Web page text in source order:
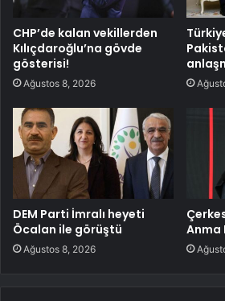
CHP’de kalan vekillerden
Kılıçdaroğlu’na gövde
gösterisi!
Ağustos 8, 2026
DEM Parti İmralı heyeti
Öcalan ile görüştü
Ağustos 8, 2026
Çerkes
Anma